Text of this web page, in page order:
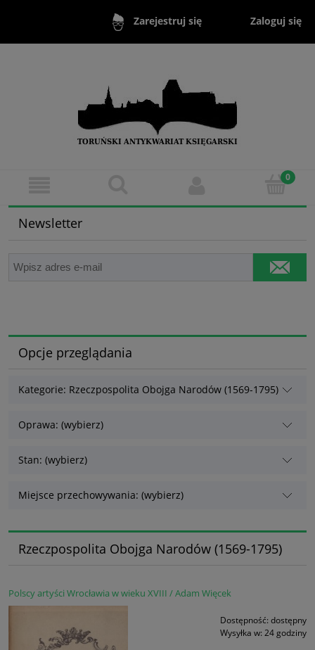
Zarejestruj się Zaloguj się
Newsletter
Opcje przeglądania
Kategorie: Rzeczpospolita Obojga Narodów (1569-1795)
Oprawa: (wybierz)
Stan: (wybierz)
Miejsce przechowywania: (wybierz)
Rzeczpospolita Obojga Narodów (1569-1795)
Polscy artyści Wrocławia w wieku XVIII / Adam Więcek
Dostępność: dostępny
Wysyłka w: 24 godziny